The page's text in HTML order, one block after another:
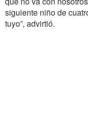
siguiente niño de
tuyo”, advirtió.